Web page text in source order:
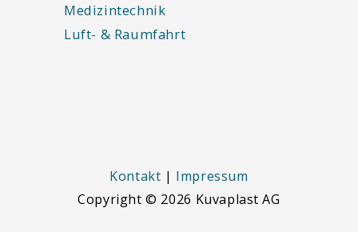
Medizintechnik
Luft- & Raumfahrt
Kontakt | Impressum
Copyright © 2026 Kuvaplast AG